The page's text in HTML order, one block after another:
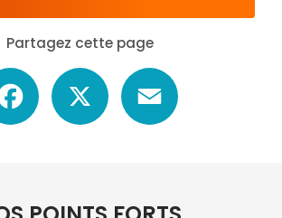
Partagez cette page
Facebook